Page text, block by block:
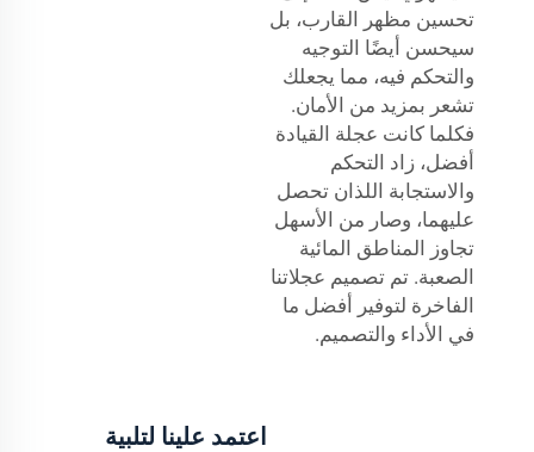
تحسين مظهر القارب، بل
سيحسن أيضًا التوجيه
والتحكم فيه، مما يجعلك
تشعر بمزيد من الأمان.
فكلما كانت عجلة القيادة
أفضل، زاد التحكم
والاستجابة اللذان تحصل
عليهما، وصار من الأسهل
تجاوز المناطق المائية
الصعبة. تم تصميم عجلاتنا
الفاخرة لتوفير أفضل ما
في الأداء والتصميم.
اعتمد علينا لتلبية